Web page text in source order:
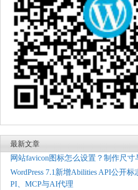
最新文章
网站favicon图标怎么设置？制作尺
WordPress 7.1新增Abilities API公开
PI、MCP与AI代理